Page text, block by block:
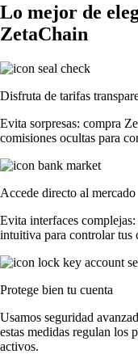
Lo mejor de
ZetaChain
Disfruta de tarifas
Evita sorpresas: compra
comisiones ocultas para
Accede directo al mercado
Evita interfaces
intuitiva para controlar tus
Protege bien tu cuenta
Usamos seguridad
estas medidas regulan los
activos.